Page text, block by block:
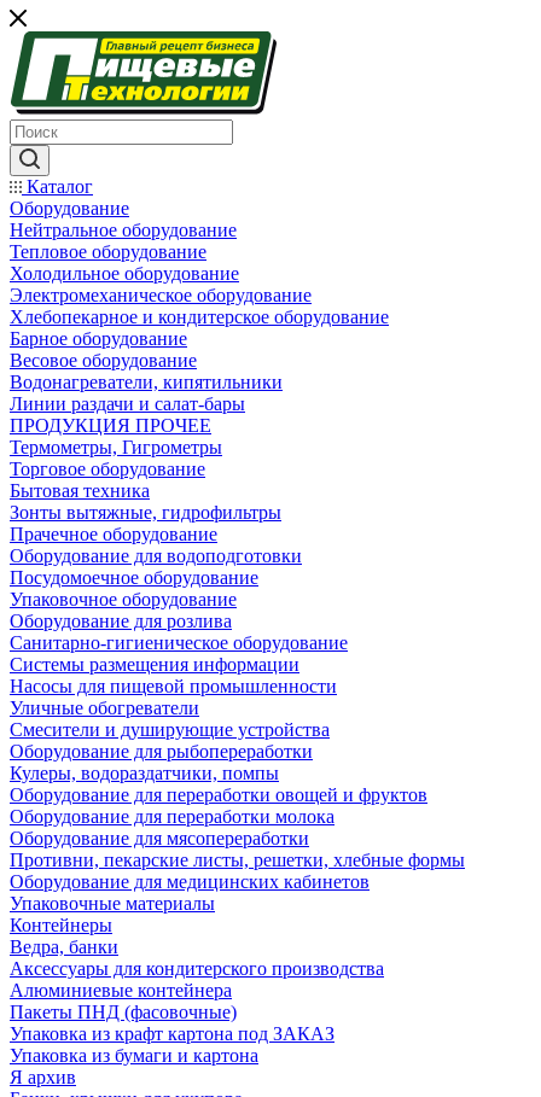
Каталог
Оборудование
Нейтральное оборудование
Тепловое оборудование
Холодильное оборудование
Электромеханическое оборудование
Хлебопекарное и кондитерское оборудование
Барное оборудование
Весовое оборудование
Водонагреватели, кипятильники
Линии раздачи и салат-бары
ПРОДУКЦИЯ ПРОЧЕЕ
Термометры, Гигрометры
Торговое оборудование
Бытовая техника
Зонты вытяжные, гидрофильтры
Прачечное оборудование
Оборудование для водоподготовки
Посудомоечное оборудование
Упаковочное оборудование
Оборудование для розлива
Санитарно-гигиеническое оборудование
Системы размещения информации
Насосы для пищевой промышленности
Уличные обогреватели
Смесители и душирующие устройства
Оборудование для рыбопереработки
Кулеры, водораздатчики, помпы
Оборудование для переработки овощей и фруктов
Оборудование для переработки молока
Оборудование для мясопереработки
Противни, пекарские листы, решетки, хлебные формы
Оборудование для медицинских кабинетов
Упаковочные материалы
Контейнеры
Ведра, банки
Аксессуары для кондитерского производства
Алюминиевые контейнера
Пакеты ПНД (фасовочные)
Упаковка из крафт картона под ЗАКАЗ
Упаковка из бумаги и картона
Я архив